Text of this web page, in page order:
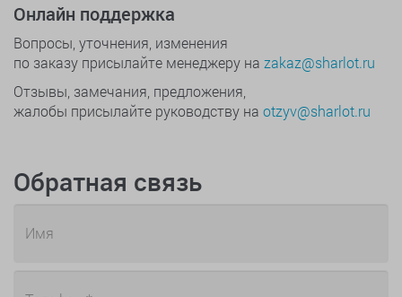
Онлайн поддержка
Вопросы, уточнения, изменения
по заказу присылайте менеджеру на zakaz@sharlot.ru
Отзывы, замечания, предложения,
жалобы присылайте руководству на otzyv@sharlot.ru
Обратная связь